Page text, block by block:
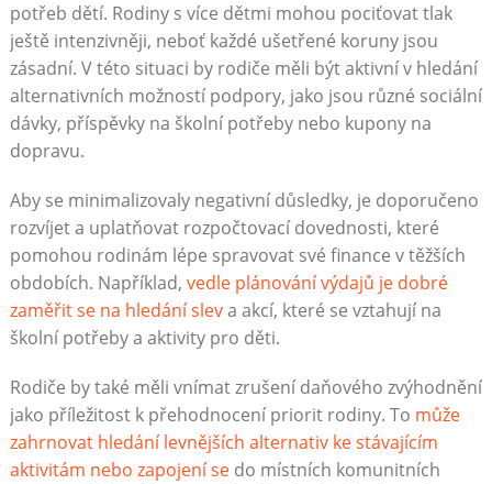
potřeb dětí. Rodiny s více dětmi mohou pociťovat tlak
ještě intenzivněji, neboť každé ušetřené koruny jsou
zásadní. V této situaci by rodiče měli být aktivní v hledání
alternativních možností podpory, jako jsou různé sociální
dávky, příspěvky na školní potřeby nebo kupony na
dopravu.
Aby se minimalizovaly negativní důsledky, je doporučeno
rozvíjet a uplatňovat rozpočtovací dovednosti, které
pomohou rodinám lépe spravovat své finance v těžších
obdobích. Například, vedle plánování výdajů je dobré
zaměřit se na hledání sleva akcí, které se vztahují na
školní potřeby a aktivity pro děti.
Rodiče by také měli vnímat zrušení daňového zvýhodnění
jako příležitost k přehodnocení priorit rodiny. To může
zahrnovat hledání levnějších alternativ ke stávajícím
aktivitám nebo zapojení sedo místních komunitních